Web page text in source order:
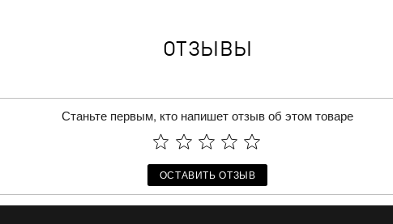
ОТЗЫВЫ
Станьте первым, кто напишет отзыв об этом товаре
ОСТАВИТЬ ОТЗЫВ